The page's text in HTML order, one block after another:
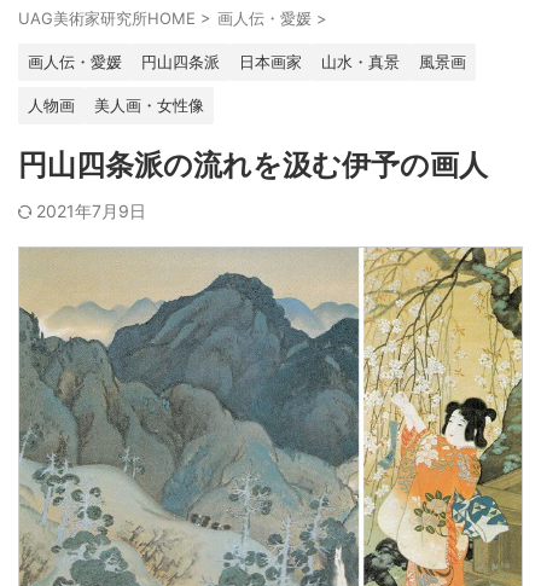
UAG美術家研究所HOME > 画人伝・愛媛 >
画人伝・愛媛 円山四条派 日本画家 山水・真景 風景画
人物画 美人画・女性像
円山四条派の流れを汲む伊予の画人
2021年7月9日